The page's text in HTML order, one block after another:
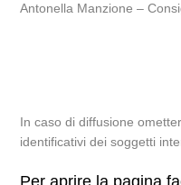
Antonella Manzione –
In caso di diffusione
identificativi dei soggetti
Per aprire la pagina